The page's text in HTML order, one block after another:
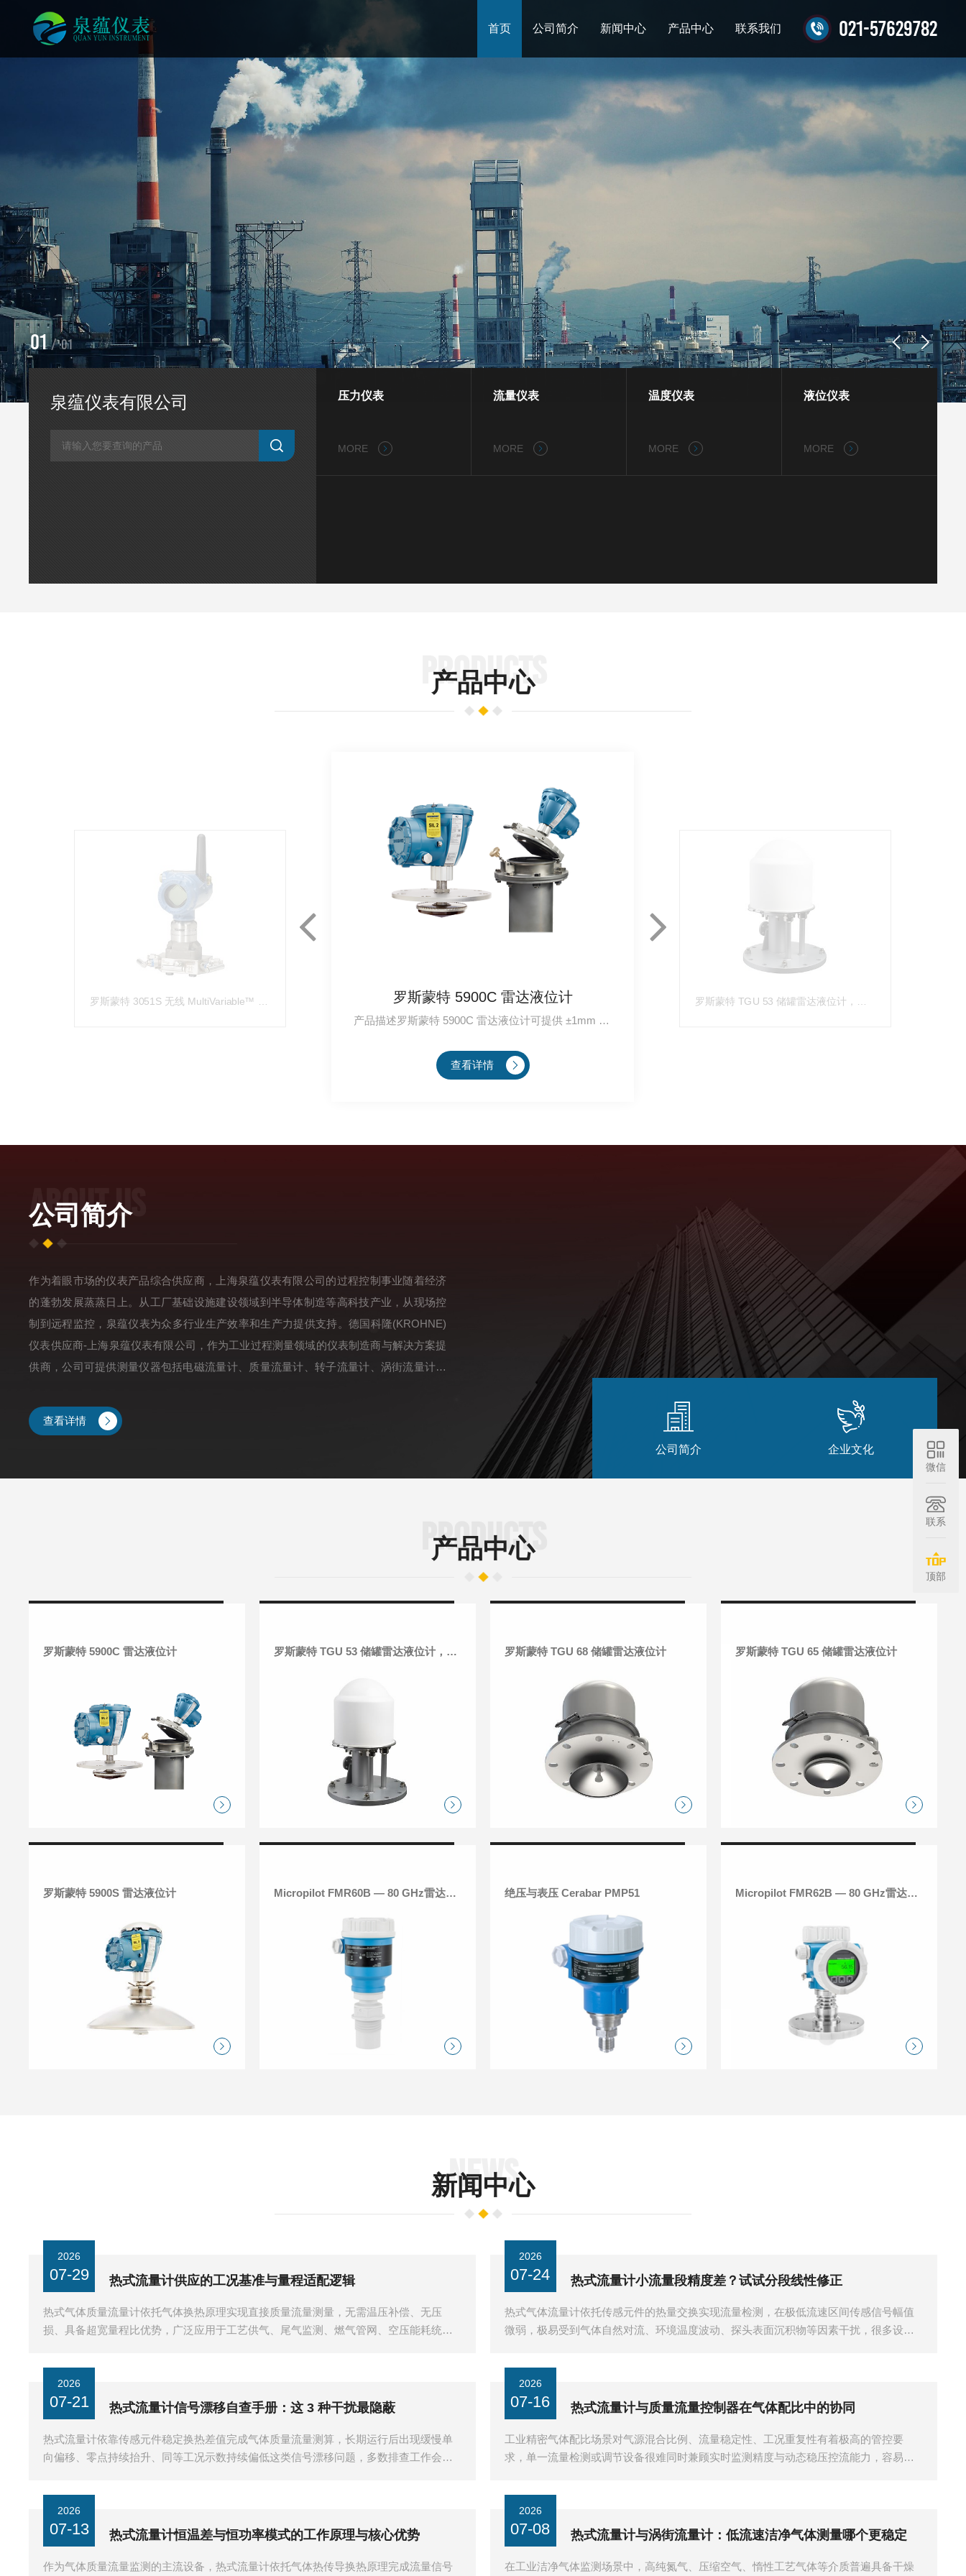
021-57629782
首页 公司简介 新闻中心 产品中心 联系我们
1/ 1
泉蕴仪表有限公司 压力仪表
MORE
流量仪表
MORE
温度仪表
MORE
液位仪表
MORE
PRODUCTS
产品中心
罗斯蒙特 3051S 无线 MultiVariable™ 变送器 罗斯蒙特 5900C 雷达液位计
产品描述罗斯蒙特 5900C 雷达液位计可提供 ±1mm (0.04in.) 的仪表精度。它通常与高精···
查看详情
罗斯蒙特 TGU 53 储罐雷达液位计，用于 LNG
ABOUT US
公司简介
作为着眼市场的仪表产品综合供应商，上海泉蕴仪表有限公司的过程控制事业随着经济
的蓬勃发展蒸蒸日上。从工厂基础设施建设领域到半导体制造等高科技产业，从现场控
制到远程监控，泉蕴仪表为众多行业生产效率和生产力提供支持。德国科隆(KROHNE)
仪表供应商-上海泉蕴仪表有限公司，作为工业过程测量领域的仪表制造商与解决方案提
供商，公司可提供测量仪器包括电磁流量计、质量流量计、转子流量计、涡街流量计、
等，泉蕴仪表致力于为自动化提供较好的仪表及解决方案。随着业务量的增长，泉蕴在
工业过程电极及实验室仪表方面也渐渐展露荷角，与瑞士博纳图...
查看详情
公司简介 企业文化
PRODUCTS
产品中心
罗斯蒙特 5900C 雷达液位计 罗斯蒙特 TGU 53 储罐雷达液位计，用于 LNG 罗斯蒙特 TGU 68 储罐雷达液位计 罗斯蒙特 TGU 65 储罐雷达液位计
罗斯蒙特 5900S 雷达液位计 Micropilot FMR60B — 80 GHz雷达液位计 绝压与表压 Cerabar PMP51 Micropilot FMR62B — 80 GHz雷达液位计
NEWS
新闻中心
2026
07-29 热式流量计供应的工况基准与量程适配逻辑
热式气体质量流量计依托气体换热原理实现直接质量流量测量，无需温压补偿、无压
损、具备超宽量程比优势，广泛应用于工艺供气、尾气监测、燃气管网、空压能耗统计
2026
07-24 热式流量计小流量段精度差？试试分段线性修正
热式气体流量计依托传感元件的热量交换实现流量检测，在极低流速区间传感信号幅值
微弱，极易受到气体自然对流、环境温度波动、探头表面沉积物等因素干扰，很多设备
2026
07-21 热式流量计信号漂移自查手册：这 3 种干扰最隐蔽
热式流量计依靠传感元件稳定换热差值完成气体质量流量测算，长期运行后出现缓慢单
向偏移、零点持续抬升、同等工况示数持续偏低这类信号漂移问题，多数排查工作会优
2026
07-16 热式流量计与质量流量控制器在气体配比中的协同
工业精密气体配比场景对气源混合比例、流量稳定性、工况重复性有着极高的管控要
求，单一流量检测或调节设备很难同时兼顾实时监测精度与动态稳压控流能力，容易出
2026
07-13 热式流量计恒温差与恒功率模式的工作原理与核心优势
作为气体质量流量监测的主流设备，热式流量计依托气体热传导换热原理完成流量信号
2026
07-08 热式流量计与涡街流量计：低流速洁净气体测量哪个更稳定
在工业洁净气体监测场景中，高纯氮气、压缩空气、惰性工艺气体等介质普遍具备干燥
微信
联系
顶部